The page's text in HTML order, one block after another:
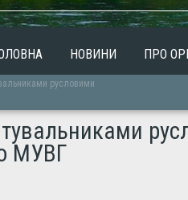
НОВИНИ ПРО
русловими
МУВГ